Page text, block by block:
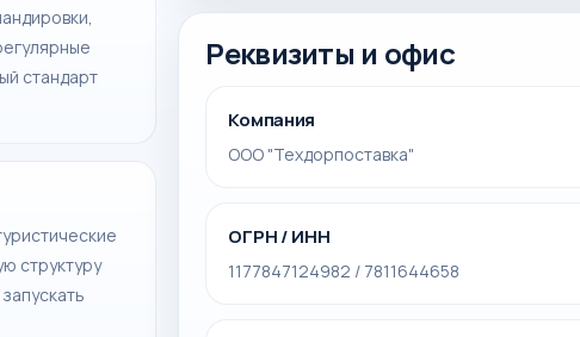
стандарт
структуру
Реквизиты и офис
Компания
ООО "Техдорпоставка"
ОГРН / ИНН
1177847124982 / 7811644658